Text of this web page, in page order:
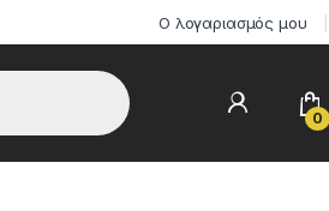
Ο λογαριασμός μου
0